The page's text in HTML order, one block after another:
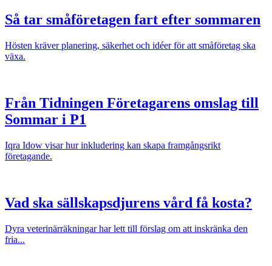
Så tar småföretagen fart efter sommaren
Hösten kräver planering, säkerhet och idéer för att småföretag ska
växa.
Från Tidningen Företagarens omslag till
Sommar i P1
Iqra Idow visar hur inkludering kan skapa framgångsrikt
företagande.
Vad ska sällskapsdjurens vård få kosta?
Dyra veterinärräkningar har lett till förslag om att inskränka den
fria...